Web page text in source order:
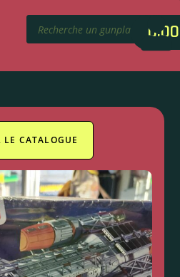
0.00
LE CATALOGUE